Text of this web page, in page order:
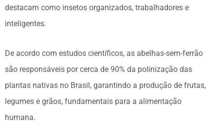
destacam como insetos organizados, trabalhadores e
inteligentes.
De acordo com estudos científicos, as abelhas-sem-ferrão
são responsáveis por cerca de 90% da polinização das
plantas nativas no Brasil, garantindo a produção de frutas,
legumes e grãos, fundamentais para a alimentação
humana.